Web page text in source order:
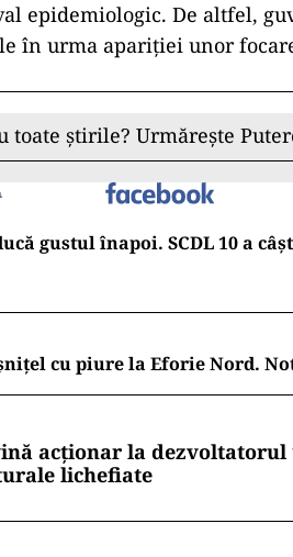
epidemiologic. De altfel,
în urma apariţiei unor
știrile? Urmărește
gustul înapoi. SCDL 10 a
cu piure la Eforie Nord.
acționar la
lichefiate